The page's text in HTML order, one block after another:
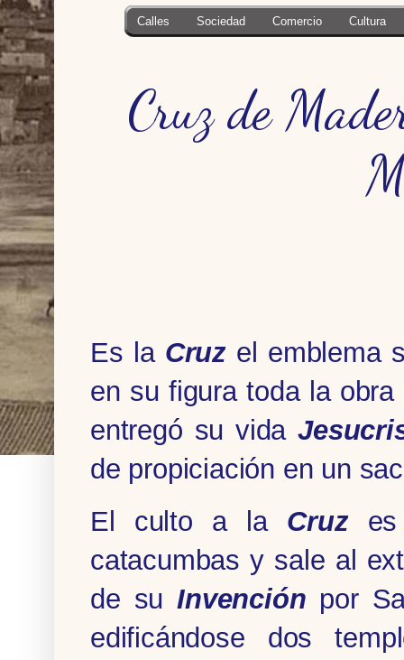
Calles Sociedad Comercio Cultura
Cruz de
Es la Cruzel emblema
en su figura toda la
entregó su vida
de propiciación en un
El culto a la
Cruz
catacumbas y sale al
de suInvención por
edificándose dos